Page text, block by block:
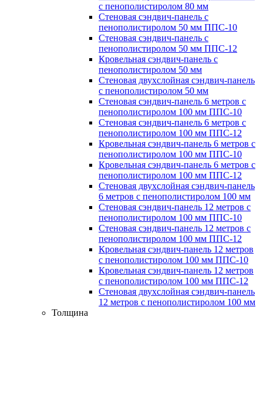
с пенополистиролом 80 мм
Стеновая сэндвич-панель с
пенополистиролом 50 мм ППС-10
Стеновая сэндвич-панель с
пенополистиролом 50 мм ППС-12
Кровельная сэндвич-панель с
пенополистиролом 50 мм
Стеновая двухслойная сэндвич-панель
с пенополистиролом 50 мм
Стеновая сэндвич-панель 6 метров с
пенополистиролом 100 мм ППС-10
Стеновая сэндвич-панель 6 метров с
пенополистиролом 100 мм ППС-12
Кровельная сэндвич-панель 6 метров с
пенополистиролом 100 мм ППС-10
Кровельная сэндвич-панель 6 метров с
пенополистиролом 100 мм ППС-12
Стеновая двухслойная сэндвич-панель
6 метров с пенополистиролом 100 мм
Стеновая сэндвич-панель 12 метров с
пенополистиролом 100 мм ППС-10
Стеновая сэндвич-панель 12 метров с
пенополистиролом 100 мм ППС-12
Кровельная сэндвич-панель 12 метров
с пенополистиролом 100 мм ППС-10
Кровельная сэндвич-панель 12 метров
с пенополистиролом 100 мм ППС-12
Стеновая двухслойная сэндвич-панель
12 метров с пенополистиролом 100 мм
Толщина